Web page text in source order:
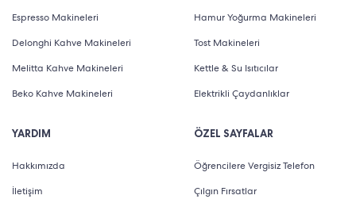
Espresso Makineleri
Delonghi Kahve Makineleri
Melitta Kahve Makineleri
Beko Kahve Makineleri
YARDIM
Hakkımızda
İletişim
Hamur Yoğurma Makineleri
Tost Makineleri
Kettle & Su Isıtıcılar
Elektrikli Çaydanlıklar
ÖZEL SAYFALAR
Öğrencilere Vergisiz Telefon
Çılgın Fırsatlar